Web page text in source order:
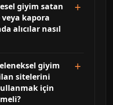
giyim satan
kapora
alıcılar nasıl
giyim
sitelerini
için